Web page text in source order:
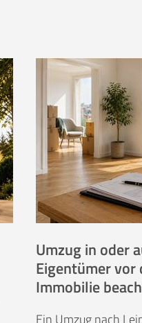
Umzug in oder
Eigentümer vor
Immobilie
Ein Umzug nach